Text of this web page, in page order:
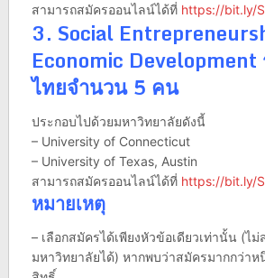
สามารถสมัครออนไลน์ได้ที่ https://bit.ly/
3. Social
Economic Development
ไทยจำนวน 5 คน
ประกอบไปด้วยมหาวิทยาลัยดังนี้
– University of Connecticut
– University of Texas, Austin
สามารถสมัครออนไลน์ได้ที่ https://bit.ly/
หมายเหตุ
– เลือกสมัครได้เพียงหัวข้อเดียวเท่านั้น (ไม่
มหาวิทยาลัยได้) หากพบว่าสมัครมากกว่าห